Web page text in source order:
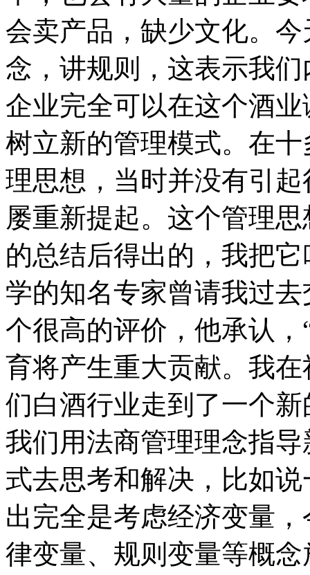
会卖产品，缺少文化。
念，讲规则，这表示我
企业完全可以在这个酒
树立新的管理模式。在
理思想，当时并没有引
屡重新提起。这个管理
的总结后得出的，我把
学的知名专家曾请我过
个很高的评价，他承认
育将产生重大贡献。我
们白酒行业走到了一个
我们用法商管理理念指
式去思考和解决，比如
出完全是考虑经济变量
律变量、规则变量等概